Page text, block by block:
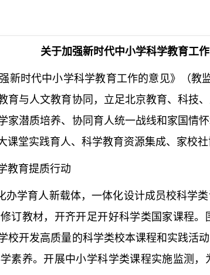
关于加强新时代中小学科学教育工
时代中小学科学教育工作的意见》（教
育与人文教育协同，立足北京教育、科技
家潜质培养、协同育人统一战线和家国情
堂实践育人、科学教育资源集成、家校
育提质行动
学育人新载体，一体化设计成员校科学
订教材，开齐开足开好科学类国家课程
校开发高质量的科学类校本课程和实践活
素养。开展中小学科学类课程实施监测